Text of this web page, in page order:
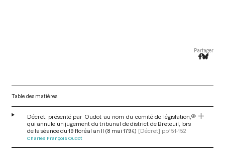
Partager
Table des matières
Décret, présenté par Oudot au nom du comité de législation,
qui annule un jugement du tribunal de district de Breteuil, lors
de la séance du 19 floréal an II (8 mai 1794) [Décret] pp.151-152
Charles François Oudot